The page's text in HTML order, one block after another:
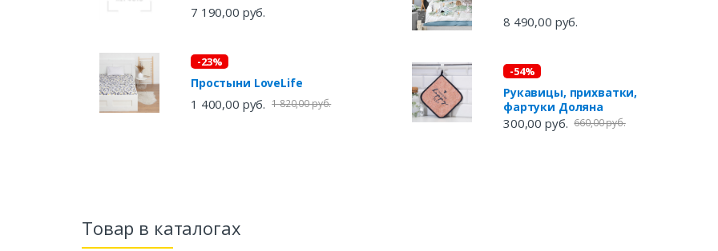
7 190,00 руб.
-23%
Простыни LoveLife
1 400,00 руб. 1 820,00 руб.
8 490,00 руб.
-54%
Рукавицы, прихватки,
фартуки Доляна
300,00 руб. 660,00 руб.
Товар в каталогах